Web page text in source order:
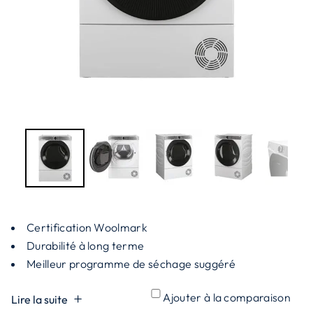
Certification Woolmark
Durabilité à long terme
Meilleur programme de séchage suggéré
Lire la suite Ajouter à la comparaison